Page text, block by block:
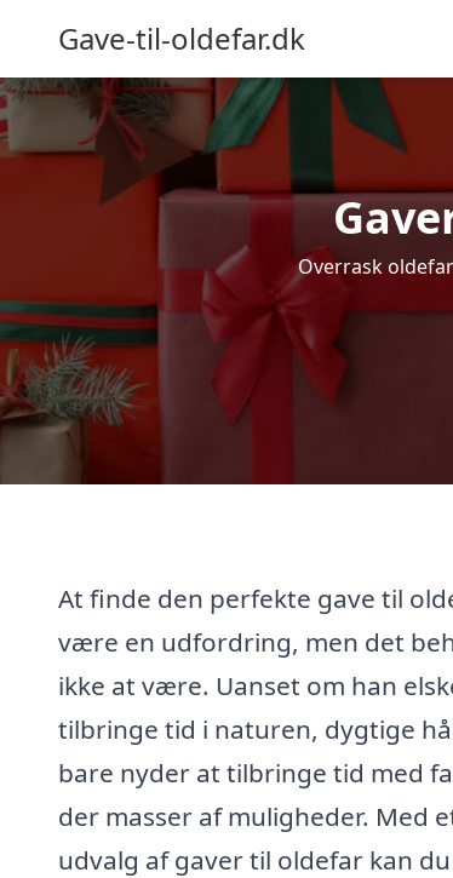
Gave-til-oldefar.dk
Overrask
At finde den perfekte gave til
være en udfordring, men det
ikke at være. Uanset om han
tilbringe tid i naturen, dygtige
bare nyder at tilbringe tid med
der masser af muligheder. Med
udvalg af gaver til oldefar kan